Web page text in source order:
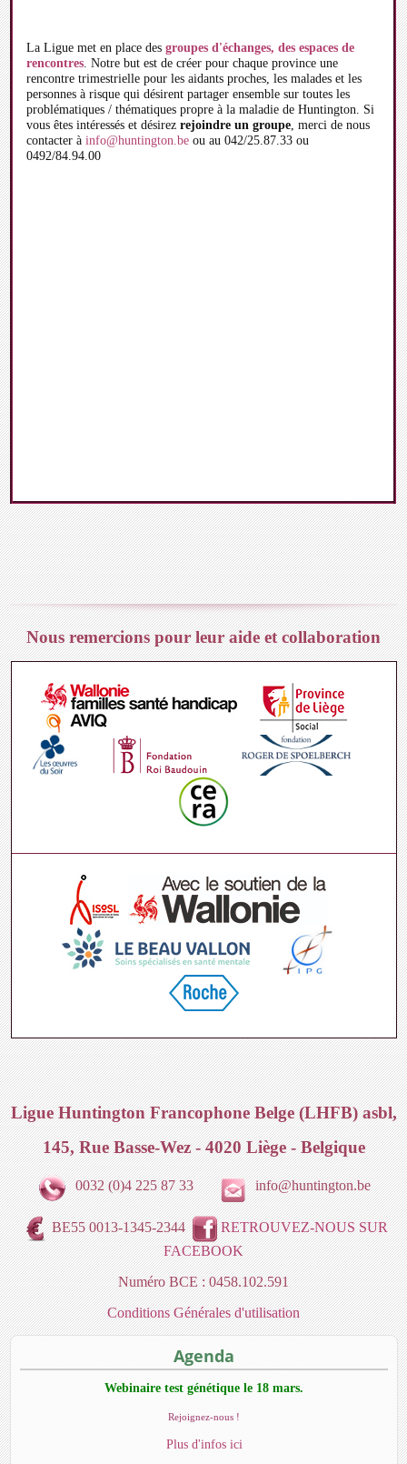
La Ligue met en place desgroupes d'échanges, des espaces de
rencontres. Notre but est de créer pour chaque province une
rencontre trimestrielle pour les aidants proches, les malades et les
personnes à risque qui désirent partager ensemble sur toutes les
problématiques / thématiques propre à la maladie de Huntington. Si
vous êtes intéressés et désirezrejoindre un groupe, merci de nous
contacter àinfo@huntington.be ou au 042/25.87.33 ou
0492/84.94.00
Nous remercions pour leur aide et collaboration
Ligue Huntington Francophone Belge (LHFB) asbl,
145, Rue Basse-Wez - 4020 Liège - Belgique
0032 (0)4 225 87 33 info@huntington.be
BE55 0013-1345-2344
RETROUVEZ-NOUS SUR
FACEBOOK
Numéro BCE : 0458.102.591
Conditions Générales d'utilisation
Agenda
Webinaire test génétique le 18 mars.
Rejoignez-nous !
Plus d'infos ici